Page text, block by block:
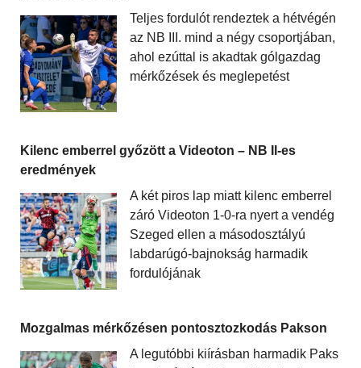
Teljes fordulót rendeztek a hétvégén
az NB III. mind a négy csoportjában,
ahol ezúttal is akadtak gólgazdag
mérkőzések és meglepetést
Kilenc emberrel győzött a Videoton – NB II-es
eredmények
A két piros lap miatt kilenc emberrel
záró Videoton 1-0-ra nyert a vendég
Szeged ellen a másodosztályú
labdarúgó-bajnokság harmadik
fordulójának
Mozgalmas mérkőzésen pontosztozkodás Pakson
A legutóbbi kiírásban harmadik Paks